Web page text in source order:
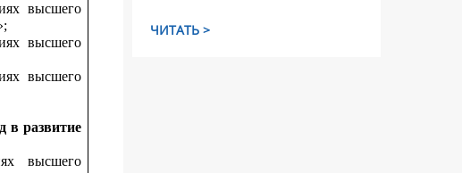
высшего
высшего
высшего
в развитие
высшего
ЧИТАТЬ >